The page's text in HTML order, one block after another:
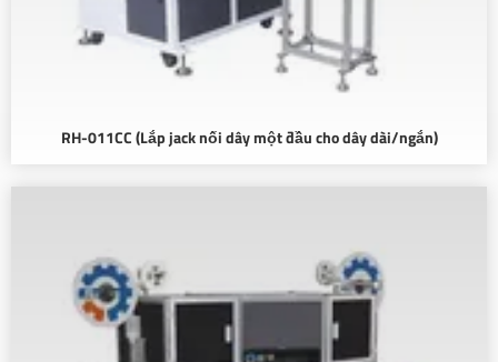
RH-011CC (Lắp jack nối dây một đầu cho dây dài/ngắn)